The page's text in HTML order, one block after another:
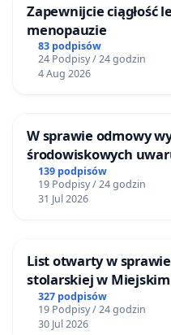
Zapewnijcie ciągłość
menopauzie
83 podpisów
24 Podpisy / 24 godzin
4 Aug 2026
W sprawie odmowy
środowiskowych
zakładu wytwarzania
Ostrowiu
mieszkańców i
139 podpisów
19 Podpisy / 24 godzin
31 Jul 2026
List otwarty w
stolarskiej w
Gdańsku
327 podpisów
19 Podpisy / 24 godzin
30 Jul 2026